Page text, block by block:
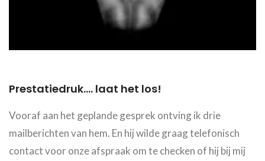
Prestatiedruk.... laat het los!
Vooraf aan het geplande gesprek ontving ik drie
mailberichten van hem. En hij wilde graag telefonisch
contact voor onze afspraak om te checken of hij bij mij